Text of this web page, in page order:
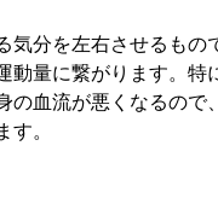
気分を左右させるもの
動量に繋がります。特
の血流が悪くなるので
す。